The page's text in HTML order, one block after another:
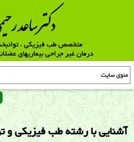
آشنایی با رشته طب فیزیکی و